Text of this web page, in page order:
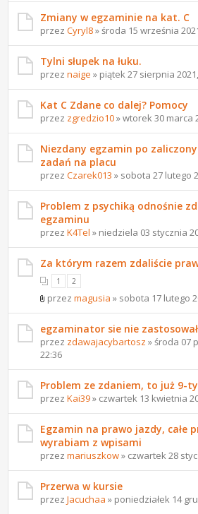
Zmiany w egzaminie na kat. C
przezCyryl8» środa 15 września
Tylni słupek na łuku.
przeznaige » piątek 27 sierpnia
Kat C Zdane co dalej? Pomocy
przez zgredzio10» wtorek 30 marca
Niezdany egzamin po
zadań na placu
przezCzarek013 » sobota 27 lutego
Problem z psychiką odnośnie
egzaminu
przezK4Tel » niedziela 03 stycznia
Za którym razem zdaliście
1 2
przezmagusia » sobota 17 lutego
egzaminator sie nie
przez zdawajacybartosz » środa 07
22:36
Problem ze zdaniem, to już 9-
przezKai39» czwartek 13 kwietnia
Egzamin na prawo jazdy, całe
wyrabiam z wpisami
przezmariuszkow» czwartek 28
Przerwa w kursie
przezJacuchaa » poniedziałek 14